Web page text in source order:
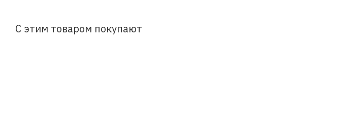
С этим товаром покупают